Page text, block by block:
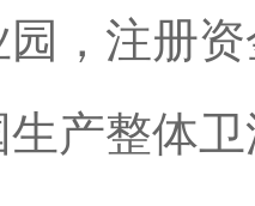
，注册
产整体